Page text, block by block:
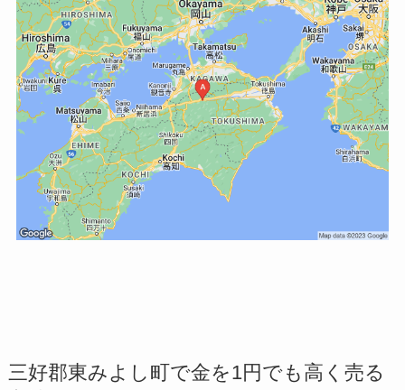
三好郡東みよし町で金を1円でも高く売る